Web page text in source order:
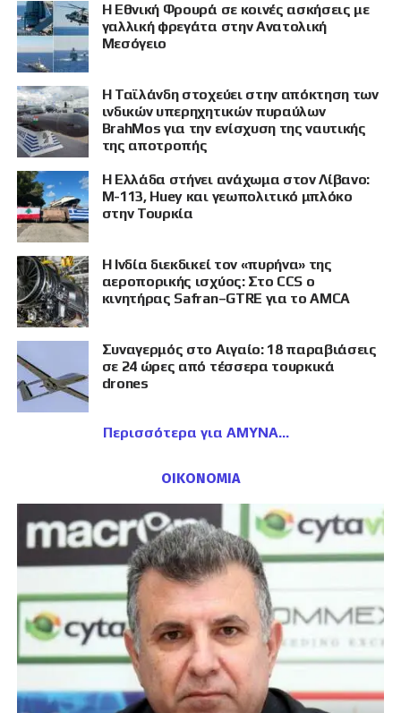
Η Εθνική Φρουρά σε κοινές ασκήσεις με
γαλλική φρεγάτα στην Ανατολική
Μεσόγειο
Η Ταϊλάνδη στοχεύει στην απόκτηση των
ινδικών υπερηχητικών πυραύλων
BrahMos για την ενίσχυση της ναυτικής
της αποτροπής
Η Ελλάδα στήνει ανάχωμα στον Λίβανο:
M-113, Huey και γεωπολιτικό μπλόκο
στην Τουρκία
Η Ινδία διεκδικεί τον «πυρήνα» της
αεροπορικής ισχύος: Στο CCS ο
κινητήρας Safran–GTRE για το AMCA
Συναγερμός στο Αιγαίο: 18 παραβιάσεις
σε 24 ώρες από τέσσερα τουρκικά
drones
Περισσότερα για ΑΜΥΝΑ
ΟΙΚΟΝΟΜΙΑ